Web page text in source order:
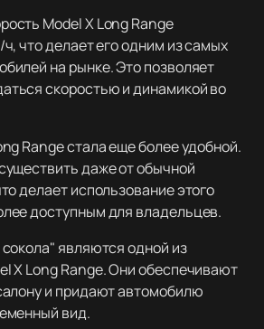
Model X Long Range
что делает его одним из самых
на рынке. Это позволяет
скоростью и динамикой во
Range стала еще более удобной.
даже от обычной
делает использование этого
доступным для владельцев.
являются одной из
X Long Range. Они обеспечивают
и придают автомобилю
вид.